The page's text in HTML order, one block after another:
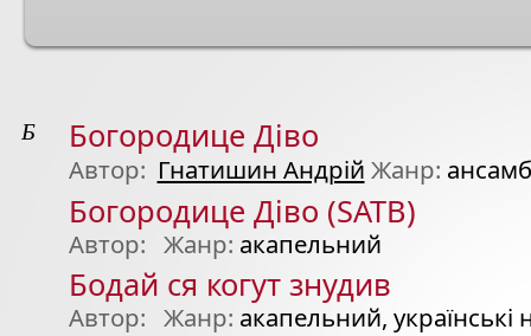
Б Богородице Діво
Автор: Гнатишин Андрій Жанр:
Богородице Діво (SATB)
Автор: Жанр: акапельний
Бодай ся когут знудив
Автор: Жанр: акапельний, українські